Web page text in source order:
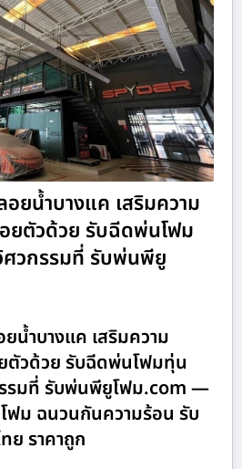
ยน้ำบางแค เสริมความ
ยตัวด้วย รับฉีดพ่นโฟม
ศวกรรมที่ รับพ่นพียู
น้ำบางแค เสริมความ
ตัวด้วย รับฉีดพ่นโฟมทุ่น
รมที่ รับพ่นพียูโฟม.com —
ฟม ฉนวนกันความร้อน รับ
ย ราคาถูก